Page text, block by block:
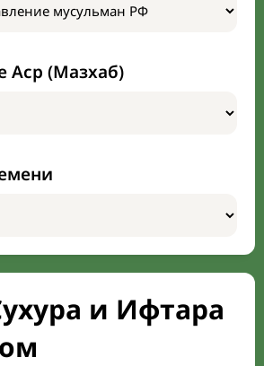
Аср (Мазхаб)
и Ифтара